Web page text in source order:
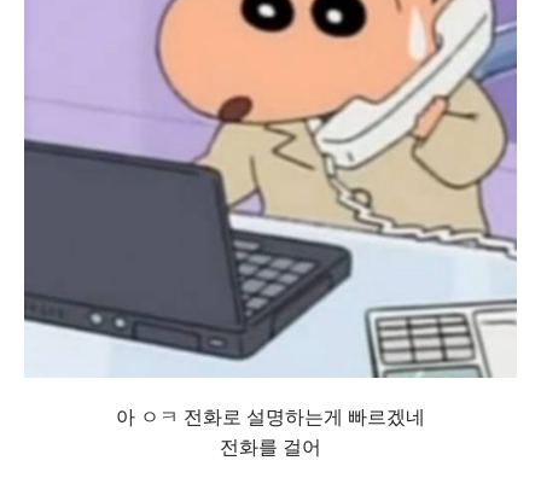
아 ㅇㅋ 전화로 설명하는게 빠르겠네
전화를 걸어